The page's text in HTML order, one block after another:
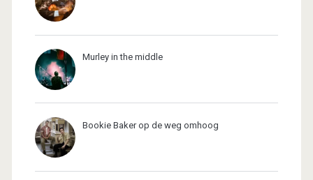
Murley in the middle
Bookie Baker op de weg omhoog